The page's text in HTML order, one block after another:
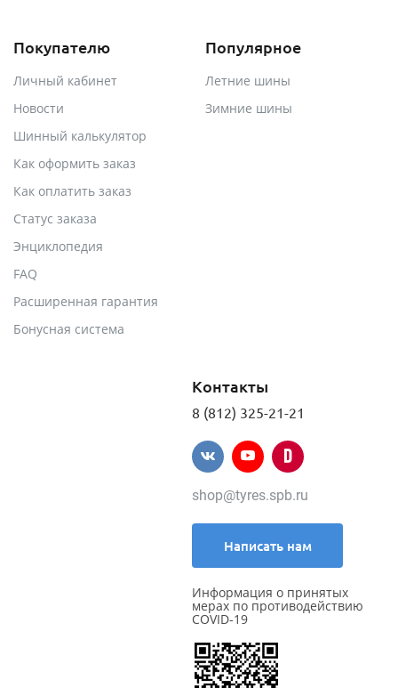
Покупателю
Личный кабинет
Новости
Шинный калькулятор
Как оформить заказ
Как оплатить заказ
Статус заказа
Энциклопедия
FAQ
Расширенная гарантия
Бонусная система
Популярное
Летние шины
Зимние шины
Контакты
8 (812) 325-21-21
shop@tyres.spb.ru
Написать нам
Информация о принятых
мерах по противодействию
COVID-19